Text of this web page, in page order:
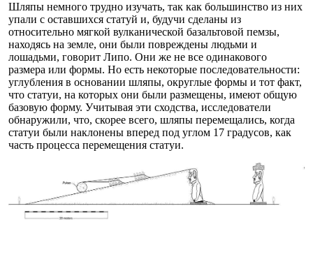
Шляпы немного трудно изучать, так как большинство из них
упали с оставшихся статуй и, будучи сделаны из
относительно мягкой вулканической базальтовой пемзы,
находясь на земле, они были повреждены людьми и
лошадьми, говорит Липо. Они же не все одинакового
размера или формы. Но есть некоторые последовательности:
углубления в основании шляпы, округлые формы и тот факт,
что статуи, на которых они были размещены, имеют общую
базовую форму. Учитывая эти сходства, исследователи
обнаружили, что, скорее всего, шляпы перемещались, когда
статуи были наклонены вперед под углом 17 градусов, как
часть процесса перемещения статуи.